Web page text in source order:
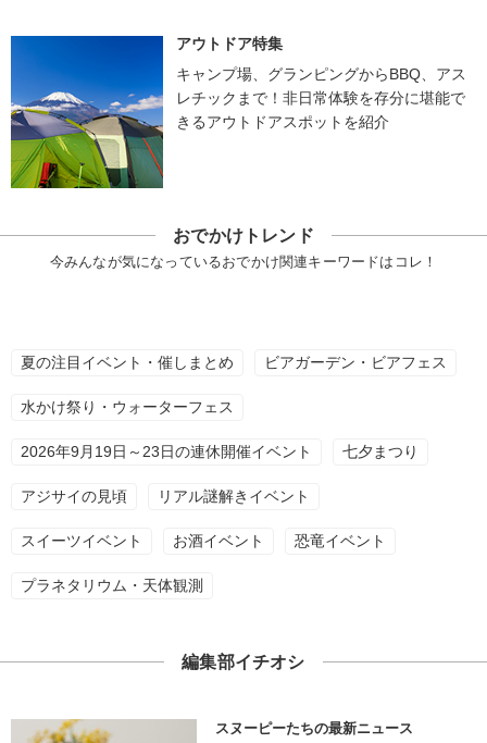
アウトドア特集
キャンプ場、グランピングからBBQ、アス
レチックまで！非日常体験を存分に堪能で
きるアウトドアスポットを紹介
おでかけトレンド
今みんなが気になっているおでかけ関連キーワードはコレ！
夏の注目イベント・催しまとめ ビアガーデン・ビアフェス
水かけ祭り・ウォーターフェス
2026年9月19日～23日の連休開催イベント 七夕まつり
アジサイの見頃 リアル謎解きイベント
スイーツイベント お酒イベント 恐竜イベント
プラネタリウム・天体観測
編集部イチオシ
スヌーピーたちの最新ニュース